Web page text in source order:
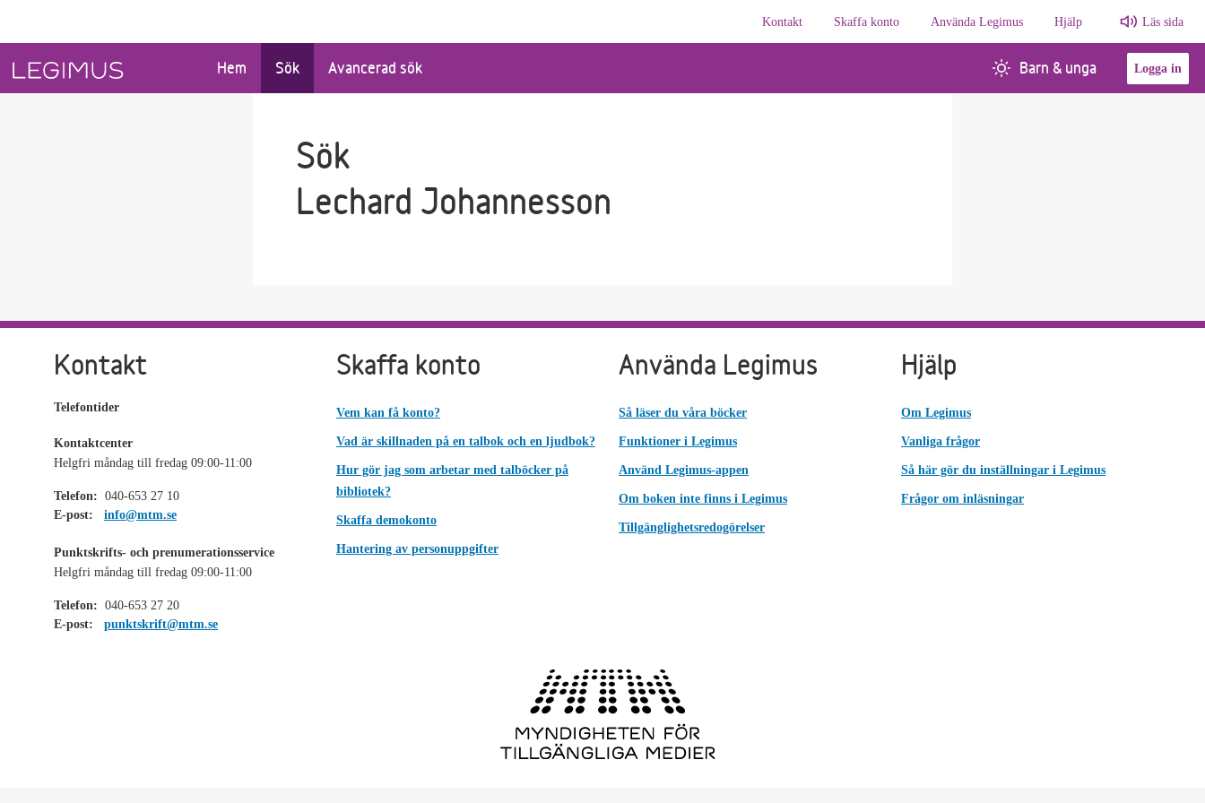
Kontakt
Skaffa konto Använda Legimus Hjälp Läs sida
Hem Sök Avancerad sök Barn & unga Logga in
Sök
Lechard Johannesson
Kontakt
Telefontider
Kontaktcenter
Helgfri måndag till fredag 09:00-11:00
Telefon: 040-653 27 10
E-post:
info@mtm.se
Punktskrifts- och prenumerationsservice
Helgfri måndag till fredag 09:00-11:00
Telefon: 040-653 27 20
E-post:
punktskrift@mtm.se
Skaffa konto
Vem kan få konto?
Vad är skillnaden på en talbok och en ljudbok?
Hur gör jag som arbetar med talböcker på
bibliotek?
Skaffa demokonto
Hantering av personuppgifter
Använda Legimus
Så läser du våra böcker
Funktioner i Legimus
Använd Legimus-appen
Om boken inte finns i Legimus
Tillgänglighetsredogörelser
Hjälp
Om Legimus
Vanliga frågor
Så här gör du inställningar i Legimus
Frågor om inläsningar